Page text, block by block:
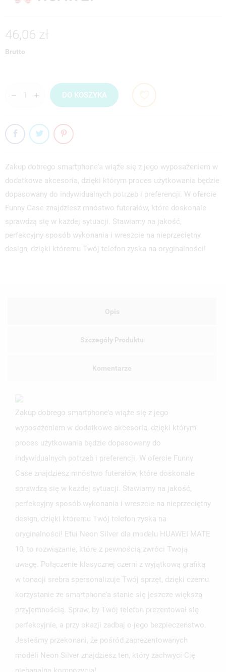
46,06 zł
Brutto
DO KOSZYKA
Zakup dobrego smartphone’a wiąże się z jego wyposażeniem w
dodatkowe akcesoria, dzięki którym proces użytkowania będzie
dopasowany do indywidualnych potrzeb i preferencji. W ofercie
Funny Case znajdziesz mnóstwo futerałów, które doskonale
sprawdzą się w każdej sytuacji. Stawiamy na jakość,
perfekcyjny sposób wykonania i wreszcie na nieprzeciętny
design, dzięki któremu Twój telefon zyska na oryginalności!
Opis
Szczegóły Produktu
Komentarze
Zakup dobrego smartphone’a wiąże się z jego
wyposażeniem w dodatkowe akcesoria, dzięki którym
proces użytkowania będzie dopasowany do
indywidualnych potrzeb i preferencji. W ofercie Funny
Case znajdziesz mnóstwo futerałów, które doskonale
sprawdzą się w każdej sytuacji. Stawiamy na jakość,
perfekcyjny sposób wykonania i wreszcie na nieprzeciętny
design, dzięki któremu Twój telefon zyska na
oryginalności! Etui Neon Silver dla modelu HUAWEI MATE
10, to rozwiązanie, które z pewnością zwróci Twoją
uwagę. Połączenie klasycznej czerni z wyjątkową grafiką
w tonacji srebra spersonalizuje Twój sprzęt, dzięki czemu
korzystanie ze smartphone’a stanie się jeszcze większą
przyjemnością. Spraw, by Twój telefon prezentował się
perfekcyjnie, a przy okazji zadbaj o jego bezpieczeństwo.
Jesteśmy przekonani, że pośród zaprezentowanych
modeli Neon Silver znajdziesz ten, który zachwyci Cię